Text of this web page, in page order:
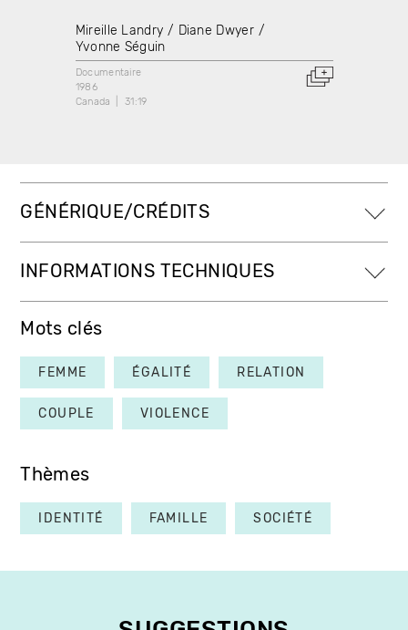
Mireille Landry
Diane Dwyer
Yvonne Séguin
Documentaire
1986
Canada
31:19
GÉNÉRIQUE/CRÉDITS
INFORMATIONS TECHNIQUES
Mots clés
FEMME ÉGALITÉ RELATION
COUPLE VIOLENCE
Thèmes
IDENTITÉ FAMILLE SOCIÉTÉ